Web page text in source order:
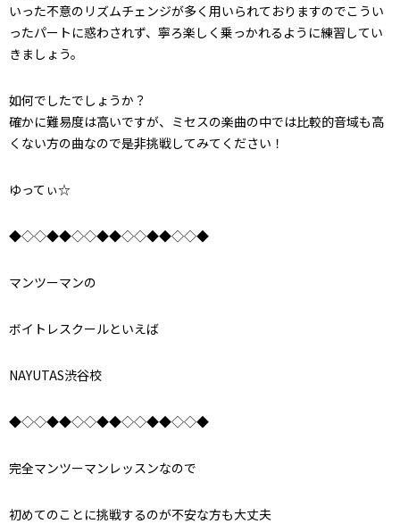
いった不意のリズムチェンジが多く用いられておりますのでこうい
ったパートに惑わされず、寧ろ楽しく乗っかれるように練習してい
きましょう。
如何でしたでしょうか？
確かに難易度は高いですが、ミセスの楽曲の中では比較的音域も高
くない方の曲なので是非挑戦してみてください！
ゆってぃ☆
◆◇◇◆◆◇◇◆◆◇◇◆◆◇◇◆
マンツーマンの
ボイトレスクールといえば
NAYUTAS渋谷校
◆◇◇◆◆◇◇◆◆◇◇◆◆◇◇◆
完全マンツーマンレッスンなので
初めてのことに挑戦するのが不安な方も大丈夫